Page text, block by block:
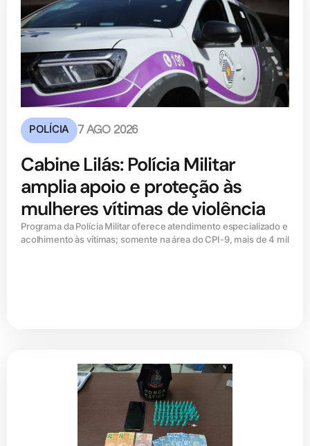
POLÍCIA 7 AGO 2026
Cabine Lilás: Polícia Militar
amplia apoio e proteção às
mulheres vítimas de violência
Programa da Polícia Militar oferece atendimento especializado e
acolhimento às vítimas; somente na área do CPI-9, mais de 4 mil